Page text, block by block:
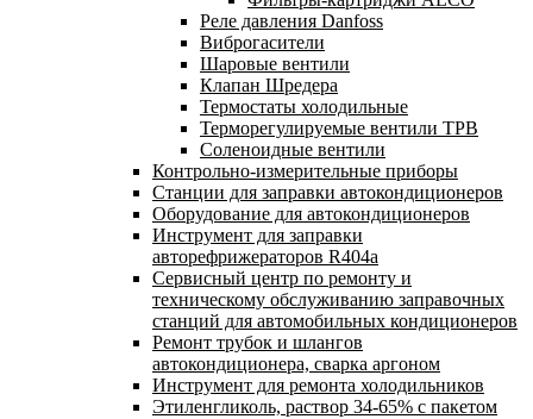
Реле давления Danfoss
Виброгасители
Шаровые вентили
Клапан Шредера
Термостаты холодильные
Терморегулируемые вентили ТРВ
Соленоидные вентили
Контрольно-измерительные приборы
Станции для заправки автокондиционеров
Оборудование для автокондиционеров
Инструмент для заправки
авторефрижераторов R404a
Сервисный центр по ремонту и
техническому обслуживанию заправочных
станций для автомобильных кондиционеров
Ремонт трубок и шлангов
автокондиционера, сварка аргоном
Инструмент для ремонта холодильников
Этиленгликоль, раствор 34-65% с пакетом